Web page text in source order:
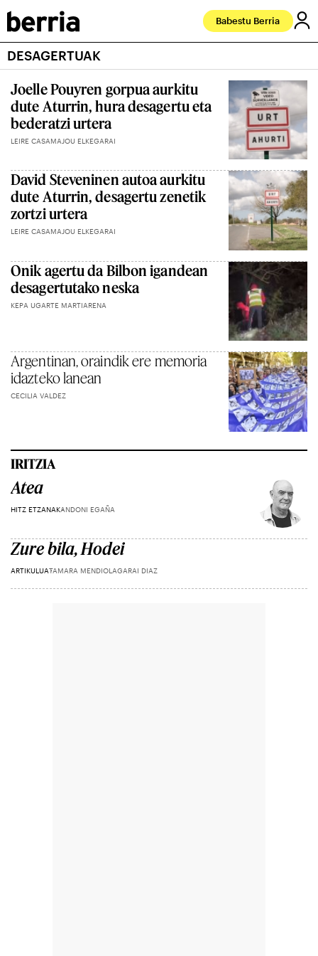
Babestu Berria
DESAGERTUAK
Joelle Pouyren gorpua aurkitu
dute Aturrin, hura desagertu eta
bederatzi urtera
LEIRE CASAMAJOU ELKEGARAI
David Steveninen autoa aurkitu
dute Aturrin, desagertu zenetik
zortzi urtera
LEIRE CASAMAJOU ELKEGARAI
Onik agertu da Bilbon igandean
desagertutako neska
KEPA UGARTE MARTIARENA
Argentinan, oraindik ere memoria
idazteko lanean
CECILIA VALDEZ
IRITZIA
Atea
HITZ ETZANAKANDONI EGAÑA
Zure bila, Hodei
ARTIKULUATAMARA MENDIOLAGARAI DIAZ